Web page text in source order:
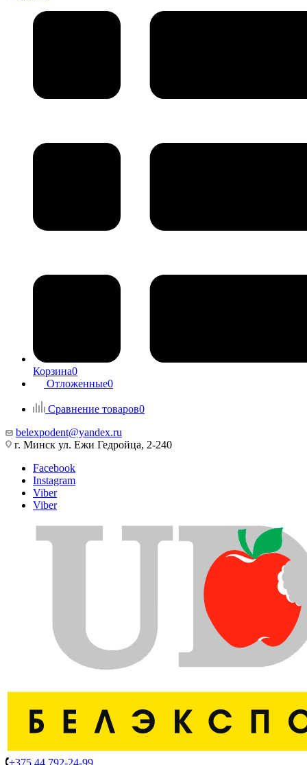
Корзина0
Отложенные0
Сравнение товаров0
belexpodent@yandex.ru
г. Минск ул. Ежи Гедройца, 2-240
Facebook
Instagram
Viber
Viber
+375 44 792-24-99